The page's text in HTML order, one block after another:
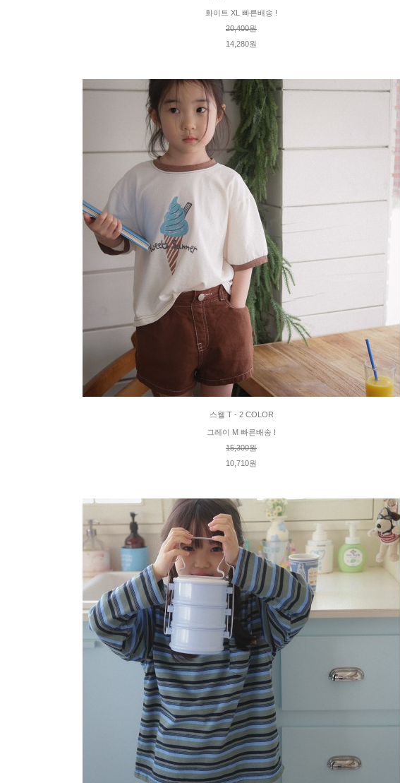
화이트 XL 빠른배송 !
20,400원
14,280원
스웰 T - 2 COLOR
그레이 M 빠른배송 !
15,300원
10,710원